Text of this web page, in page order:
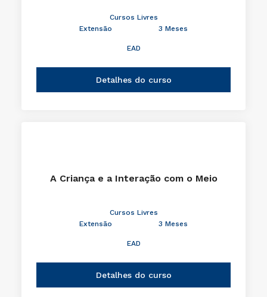
Cursos Livres
Extensão
3 Meses
EAD
Detalhes do curso
A Criança e a Interação com o Meio
Cursos Livres
Extensão
3 Meses
EAD
Detalhes do curso